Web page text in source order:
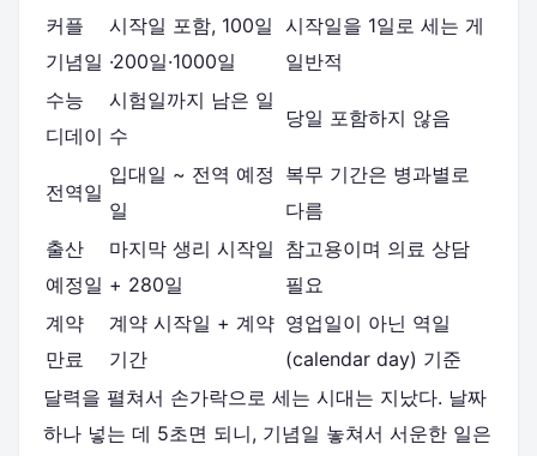
커플
기념일
시작일 포함, 100일
·200일·1000일
시작일을 1일로 세는 게
일반적
수능
디데이
시험일까지 남은 일
수
당일 포함하지 않음
전역일
입대일 ~ 전역 예정
일
복무 기간은 병과별로
다름
출산
예정일
마지막 생리 시작일
+ 280일
참고용이며 의료 상담
필요
계약
만료
계약 시작일 + 계약
기간
영업일이 아닌 역일
(calendar day) 기준
달력을 펼쳐서 손가락으로 세는 시대는 지났다. 날짜
하나 넣는 데 5초면 되니, 기념일 놓쳐서 서운한 일은